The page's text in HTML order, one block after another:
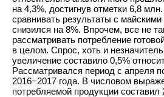
на 4,3%, достигнув отметки 6,8
сравнивать результаты с
снизился на 8%. Впрочем, все не
рассматривать потребление
в целом. Спрос, хоть и
увеличение составило 0,5%
Рассматривался период с апреля
2016−2017 года. В числовом
потребляемой продукции составил